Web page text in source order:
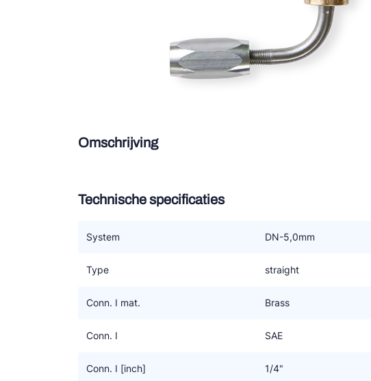
Doucette Industries
Ziehl-Abegg
ESK Schultze
Omschrijving
Technische specificaties
System DN-5,0mm
Type straight
Conn. I mat. Brass
Conn. I SAE
Conn. I [inch] 1/4"